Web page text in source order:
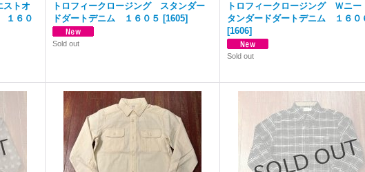
ストオ
１６０
トロフィークロージング スタンダー
ドダートデニム １６０５ [1605]
Sold out
トロフィークロージング Ｗニ
タンダードダートデニム １６０
[1606]
Sold out